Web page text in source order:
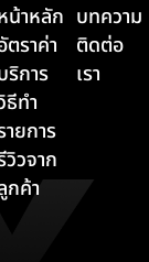
น้าหลัก
ตราค่า
ริการ
ธีทำ
ายการ
วิวจาก
กค้า
บทความ
ติดต่อ
เรา